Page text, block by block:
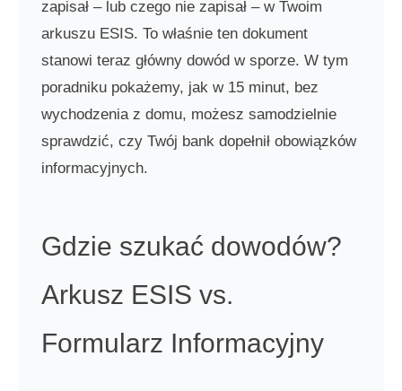
zapisał – lub czego nie zapisał – w Twoim
arkuszu ESIS. To właśnie ten dokument
stanowi teraz główny dowód w sporze. W tym
poradniku pokażemy, jak w 15 minut, bez
wychodzenia z domu, możesz samodzielnie
sprawdzić, czy Twój bank dopełnił obowiązków
informacyjnych.
Gdzie szukać dowodów?
Arkusz ESIS vs.
Formularz Informacyjny